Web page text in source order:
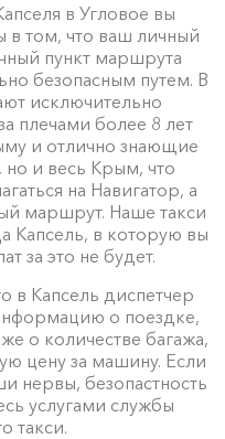
в Угловое вы
в том, что ваш личный
пункт маршрута
безопасным путем. В
исключительно
плечами более 8 лет
и отлично знающие
но и весь Крым, что
на Навигатор, а
маршрут. Наше такси
Капсель, в которую вы
за это не будет.
в Капсель диспетчер
о поездке,
о количестве багажа,
цену за машину. Если
нервы, безопастность
услугами службы
такси.